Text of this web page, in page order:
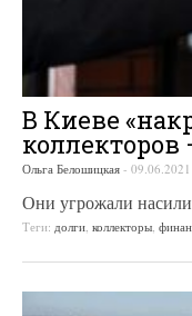
В Киеве
коллекторов
Ольга Белошицкая -
Они угрожали
Теги: долги коллекторы